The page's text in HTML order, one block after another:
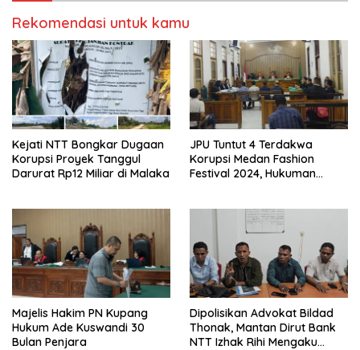
Rekomendasi untuk kamu
Kejati NTT Bongkar Dugaan
Korupsi Proyek Tanggul
Darurat Rp12 Miliar di Malaka
JPU Tuntut 4 Terdakwa
Korupsi Medan Fashion
Festival 2024, Hukuman
Majelis Hakim PN Kupang
Hukum Ade Kuswandi 30
Bulan Penjara
Dipolisikan Advokat Bildad
Thonak, Mantan Dirut Bank
NTT Izhak Rihi Mengaku